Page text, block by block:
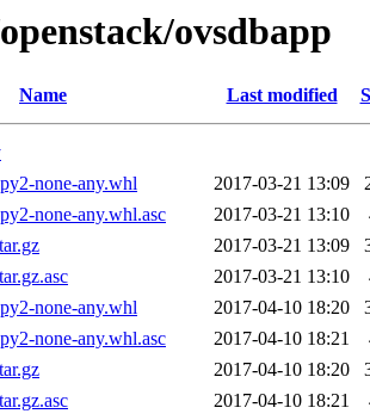
ovsdbapp
Name Last modified
none-any.whl
2017-03-21 13:09
none-any.whl.asc
2017-03-21 13:10
2017-03-21 13:09
2017-03-21 13:10
none-any.whl
2017-04-10 18:20
none-any.whl.asc
2017-04-10 18:21
2017-04-10 18:20
2017-04-10 18:21